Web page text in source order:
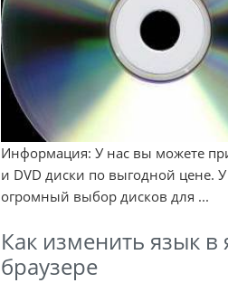
Информация: У нас вы можете
и DVD диски по выгодной цене. У
огромный выбор дисков для ...
Как изменить язык в
браузере